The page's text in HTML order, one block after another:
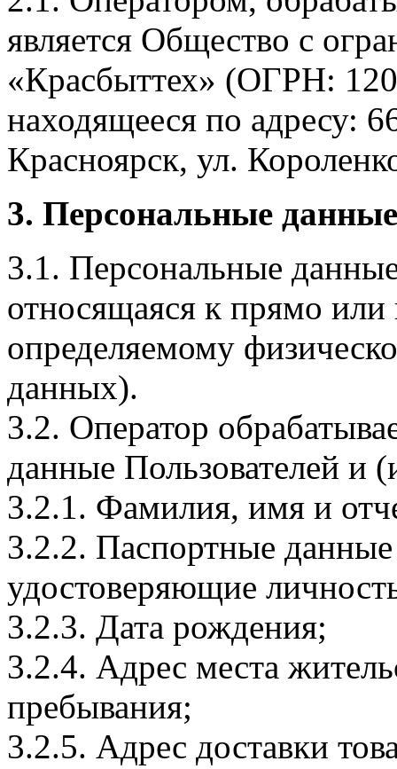
является Общество с
«Красбыттех» (ОГРН:
находящееся по адресу:
Красноярск, ул.
3. Персональные
3.1. Персональные
относящаяся к прямо
определяемому
данных).
3.2. Оператор
данные Пользователей и
3.2.1. Фамилия, имя и
3.2.2. Паспортные
удостоверяющие
3.2.3. Дата рождения;
3.2.4. Адрес места
пребывания;
3.2.5. Адрес доставки